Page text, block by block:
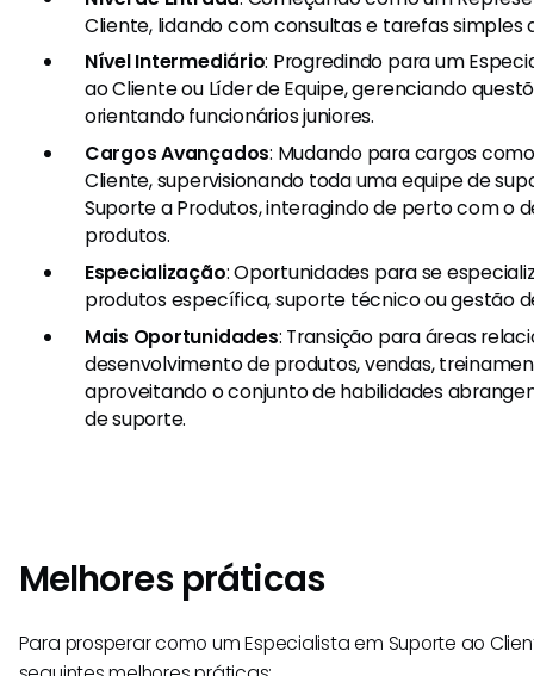
Cliente, lidando com consultas e tarefas simples
Nível Intermediário: Progredindo para um
ao Cliente ou Líder de Equipe, gerenciando
orientando funcionários juniores.
Cargos Avançados: Mudando para cargos
Cliente, supervisionando toda uma equipe de
Suporte a Produtos, interagindo de perto com o
produtos.
Especialização: Oportunidades para se
produtos específica, suporte técnico ou gestão
Mais Oportunidades: Transição para áreas
desenvolvimento de produtos, vendas,
aproveitando o conjunto de habilidades
de suporte.
Melhores práticas
Para prosperar como um Especialista em Suporte ao